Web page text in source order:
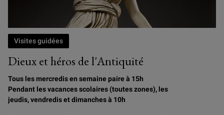
Dieux et héros de l'Antiquité
Visites guidées
Tous les mercredis en semaine paire à 15h
Pendant les vacances scolaires (toutes zones), les
jeudis, vendredis et dimanches à 10h